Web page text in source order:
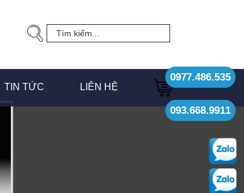
TIN TỨC LIÊN HỆ
0977.486.535
093.668.9911